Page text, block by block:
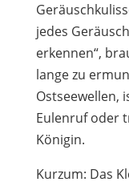
jedes
erkennen“,
lange zu
Ostseewellen,
Eulenruf oder
Königin.
Kurzum: Das